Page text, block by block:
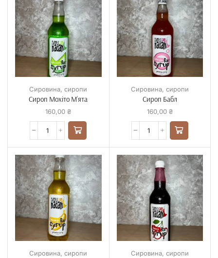
Сировина,сиропи
Сироп Мохіто М’ята
160,00₴
Сировина, сиропи
Сироп Бабл
160,00 ₴
Сировина,сиропи Сировина, сиропи